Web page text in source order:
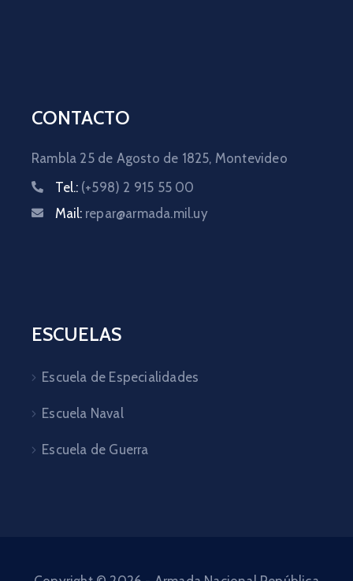
CONTACTO
Rambla 25 de Agosto de 1825, Montevideo
Tel.: (+598) 2 915 55 00
Mail: repar@armada.mil.uy
ESCUELAS
Escuela de Especialidades
Escuela Naval
Escuela de Guerra